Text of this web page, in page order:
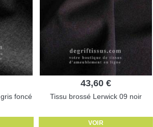
foncé
43,60 €
Tissu brossé Lerwick 09 noir
VOIR